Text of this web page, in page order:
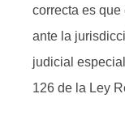
correcta es
ante la
judicial
126 de la Ley